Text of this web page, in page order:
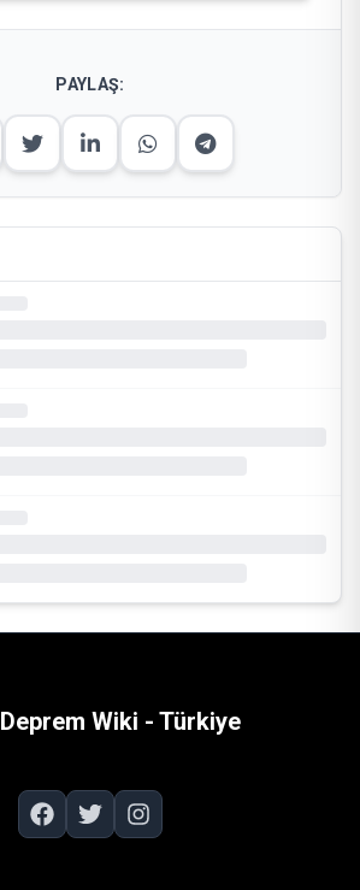
PAYLAŞ:
Deprem Wiki - Türkiye